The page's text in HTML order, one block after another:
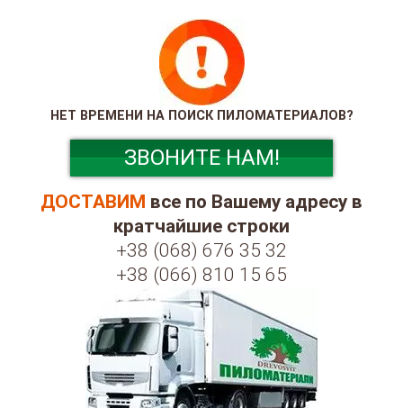
НЕТ ВРЕМЕНИ НА ПОИСК ПИЛОМАТЕРИАЛОВ?
ЗВОНИТЕ НАМ!
ДОСТАВИМ все по Вашему адресу в
кратчайшие строки
+38 (068) 676 35 32
+38 (066) 810 15 65